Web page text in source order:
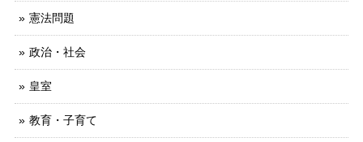
憲法問題
政治・社会
皇室
教育・子育て